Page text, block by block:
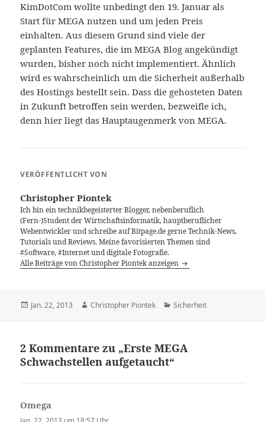
KimDotCom wollte unbedingt den 19. Januar als
Start für MEGA nutzen und um jeden Preis
einhalten. Aus diesem Grund sind viele der
geplanten Features, die im MEGA Blog angekündigt
wurden, bisher noch nicht implementiert. Ähnlich
wird es wahrscheinlich um die Sicherheit außerhalb
des Hostings bestellt sein. Dass die gehosteten Daten
in Zukunft betroffen sein werden, bezweifle ich,
denn hier liegt das Hauptaugenmerk von MEGA.
VERÖFFENTLICHT VON
Christopher Piontek
Ich bin ein technikbegeisterter Blogger, nebenberuflich
(Fern-)Student der Wirtschaftsinformatik, hauptberuflicher
Webentwickler und schreibe auf Bitpage.de gerne Technik-News,
Tutorials und Reviews. Meine favorisierten Themen sind
#Software, #Internet und digitale Fotografie.
Alle Beiträge von Christopher Piontek anzeigen
Veröffentlicht
Jan. 22, 2013 Autor
Christopher Piontek Kategorien
Sicherheit
2 Kommentare zu „Erste MEGA
Schwachstellen aufgetaucht“
Omega